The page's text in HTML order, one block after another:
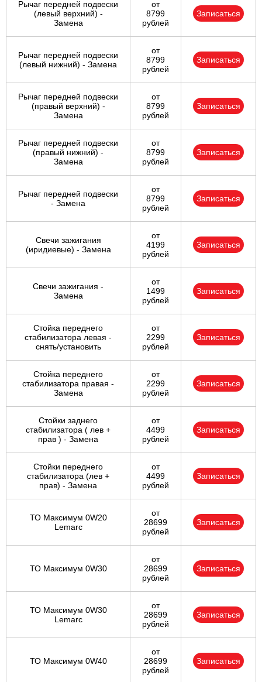
Рычаг передней подвески
(левый верхний) -
Замена
от
8799
рублей
Записаться
Рычаг передней подвески
(левый нижний) - Замена
от
8799
рублей
Записаться
Рычаг передней подвески
(правый верхний) -
Замена
от
8799
рублей
Записаться
Рычаг передней подвески
(правый нижний) -
Замена
от
8799
рублей
Записаться
Рычаг передней подвески
- Замена
от
8799
рублей
Записаться
Свечи зажигания
(иридиевые) - Замена
от
4199
рублей
Записаться
Свечи зажигания -
Замена
от
1499
рублей
Записаться
Стойка переднего
стабилизатора левая -
снять/установить
от
2299
рублей
Записаться
Стойка переднего
стабилизатора правая -
Замена
от
2299
рублей
Записаться
Стойки заднего
стабилизатора ( лев +
прав ) - Замена
от
4499
рублей
Записаться
Стойки переднего
стабилизатора (лев +
прав) - Замена
от
4499
рублей
Записаться
ТО Максимум 0W20
Lemarc
от
28699
рублей
Записаться
ТО Максимум 0W30
от
28699
рублей
Записаться
ТО Максимум 0W30
Lemarc
от
28699
рублей
Записаться
ТО Максимум 0W40
от
28699
рублей
Записаться